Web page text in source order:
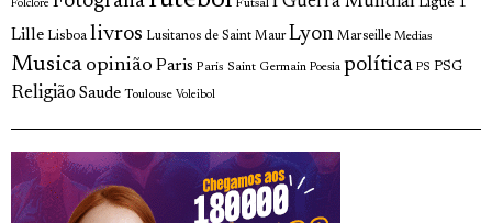
Folclore Futsal
Lille Lisboa livros Lusitanos de Saint Maur Lyon Marseille Medias
Musica opinião Paris Paris Saint Germain Poesia política PS PSG
Religião Saude Toulouse Voleibol